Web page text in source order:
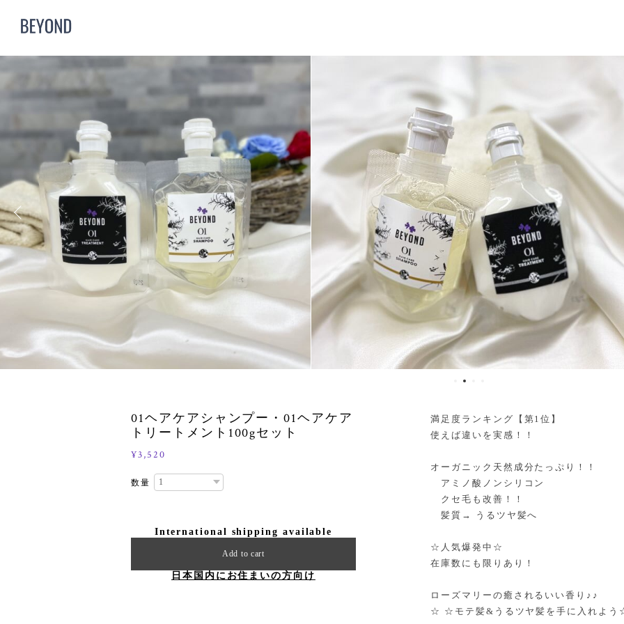
01ヘアケアシャンプー・01ヘアケア
トリートメント100gセット
¥3,520
数量
International shipping available
Add to cart
日本国内にお住まいの方向け
満足度ランキング【第1位】
使えば違いを実感！！
オーガニック天然成分たっぷり！！
アミノ酸ノンシリコン
クセ毛も改善！！
髪質→ うるツヤ髪へ
☆人気爆発中☆
在庫数にも限りあり！
ローズマリーの癒されるいい香り♪♪
☆ ☆モテ髪&うるツヤ髪を手に入れよ